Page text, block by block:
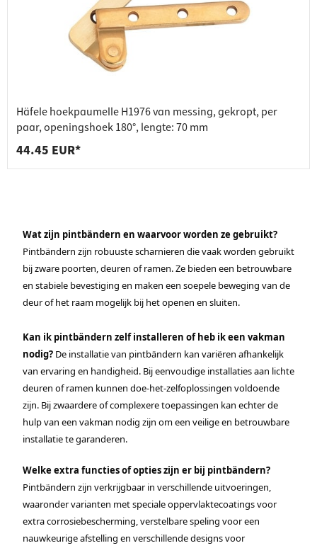
Häfele hoekpaumelle H1976 van messing, gekropt, per
paar, openingshoek 180°, lengte: 70 mm
44.45 EUR*
Wat zijn pintbändern en waarvoor worden ze gebruikt?
Pintbändern zijn robuuste scharnieren die vaak worden gebruikt
bij zware poorten, deuren of ramen. Ze bieden een betrouwbare
en stabiele bevestiging en maken een soepele beweging van de
deur of het raam mogelijk bij het openen en sluiten.
Kan ik pintbändern zelf installeren of heb ik een vakman
nodig? De installatie van pintbändern kan variëren afhankelijk
van ervaring en handigheid. Bij eenvoudige installaties aan lichte
deuren of ramen kunnen doe-het-zelfoplossingen voldoende
zijn. Bij zwaardere of complexere toepassingen kan echter de
hulp van een vakman nodig zijn om een veilige en betrouwbare
installatie te garanderen.
Welke extra functies of opties zijn er bij pintbändern?
Pintbändern zijn verkrijgbaar in verschillende uitvoeringen,
waaronder varianten met speciale oppervlaktecoatings voor
extra corrosiebescherming, verstelbare speling voor een
nauwkeurige afstelling en verschillende designs voor